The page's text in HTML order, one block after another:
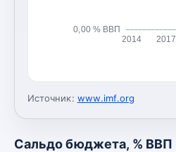
0,00 % ВВП
2014 2017
Источник: www.imf.org
Сальдо бюджета, % ВВП